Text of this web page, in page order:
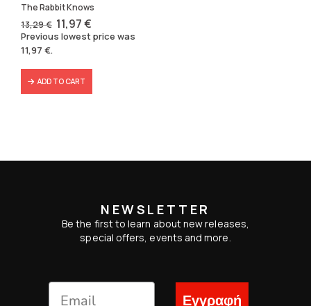
The Rabbit Knows
13,29€ Original
price
was:
11,97€Current
price
is:
Previous lowest price was
11,97 €.
ADD TO CART
NEWSLETTER
Be the first to learn about new releases,
special offers, events and more.
Εγγραφή